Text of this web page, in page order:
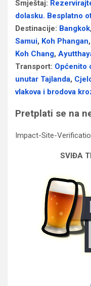
Smještaj:
dolasku. Besplatno
Destinacije: Bangkok,
Samui, Koh Phangan,
Koh Chang,
Transport: Općenito
unutar Tajlanda,
vlakova i brodova
Pretplati se na
Impact-Site-
SVIĐA